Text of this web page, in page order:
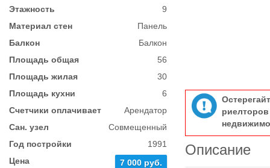
Этажность
9
Материал стен
Панель
Балкон
Балкон
Площадь общая
56
Площадь жилая
30
Площадь кухни
6
Счетчики оплачивает
Арендатор
Сан. узел
Совмещенный
Год постройки
1991
Цена
7 000 руб.
Описание